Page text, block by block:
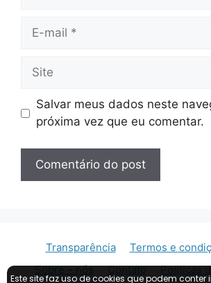
Site
Salvar meus dados neste
próxima vez que eu comentar.
Transparência
Termos e
Sobre – nós
Contato Politicas
Este site faz uso de cookies que podem